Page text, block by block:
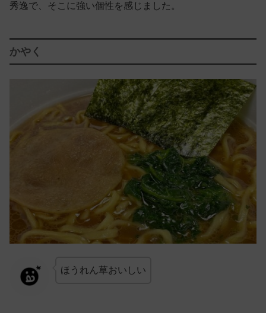
秀逸で、そこに強い個性を感じました。
かやく
ほうれん草おいしい